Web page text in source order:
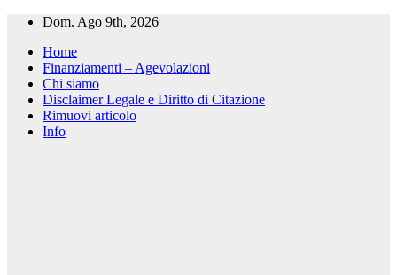
Salta
contenuto
Dom. Ago 9th, 2026
Home
Finanziamenti – Agevolazioni
Chi siamo
Disclaimer Legale e Diritto di Citazione
Rimuovi articolo
Info